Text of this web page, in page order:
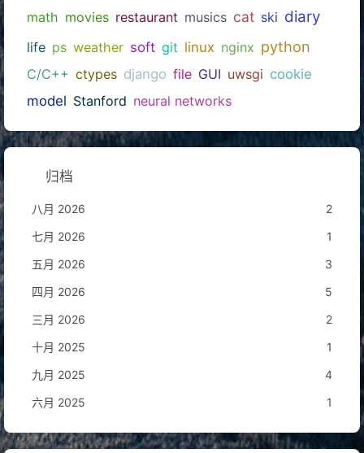
math movies restaurant musics cat ski diary
life ps weather soft git linux nginx python
C/C++ ctypes django file GUI uwsgi cookie
model Stanford neural networks
归档
八月 2026
2
七月 2026
1
五月 2026
3
四月 2026
5
三月 2026
2
十月 2025
1
九月 2025
4
六月 2025
1